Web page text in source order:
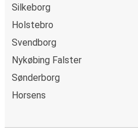
Silkeborg
Holstebro
Svendborg
Nykøbing Falster
Sønderborg
Horsens